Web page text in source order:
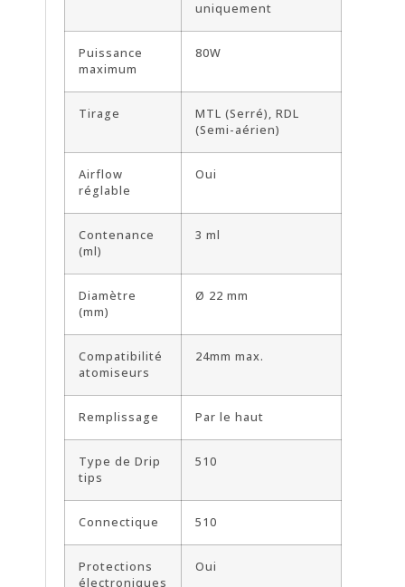
uniquement
Puissance
maximum
80W
Tirage
MTL (Serré), RDL
(Semi-aérien)
Airflow
réglable
Oui
Contenance
(ml)
3 ml
Diamètre
(mm)
Ø 22 mm
Compatibilité
atomiseurs
24mm max.
Remplissage Par le haut
Type de Drip
tips
510
Connectique 510
Protections
électroniques
Oui